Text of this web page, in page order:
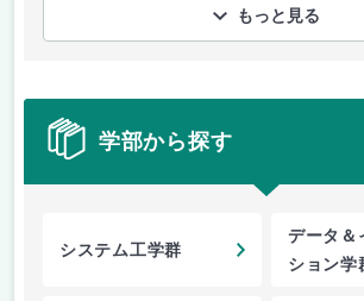
もっと見る
学部から探す
システム工学群
データ＆
ション学